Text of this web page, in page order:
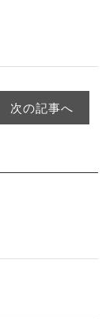
次の記事へ